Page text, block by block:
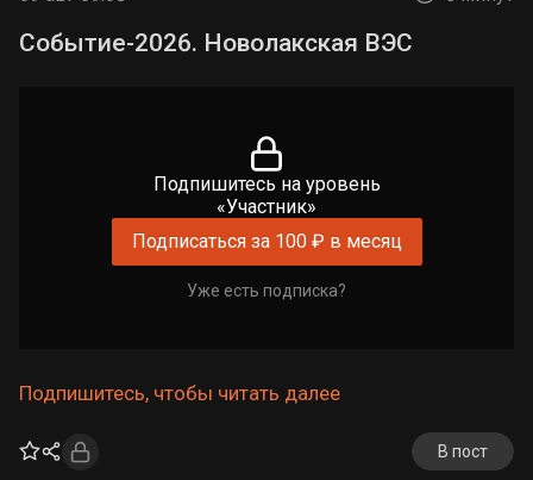
Событие-2026. Новолакская ВЭС
Подпишитесь на уровень
«Участник»
Подписаться за 100 ₽ в месяц
Уже есть подписка?
Подпишитесь, чтобы читать далее
В пост